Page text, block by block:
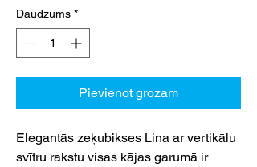
Daudzums *
Pievienot grozam
Elegantās zeķubikses Lina ar vertikālu
svītru rakstu visas kājas garumā ir